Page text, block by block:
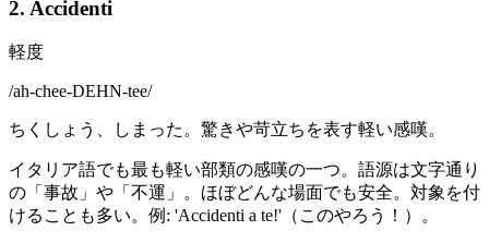
2. Accidenti
軽度
/ah-chee-DEHN-tee/
ちくしょう、しまった。驚きや苛立ちを表す軽い感嘆。
イタリア語でも最も軽い部類の感嘆の一つ。語源は文字通り
の「事故」や「不運」。ほぼどんな場面でも安全。対象を付
けることも多い。例: 'Accidenti a te!'（このやろう！）。